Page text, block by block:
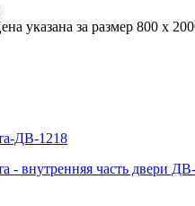
указана за размер 800 х